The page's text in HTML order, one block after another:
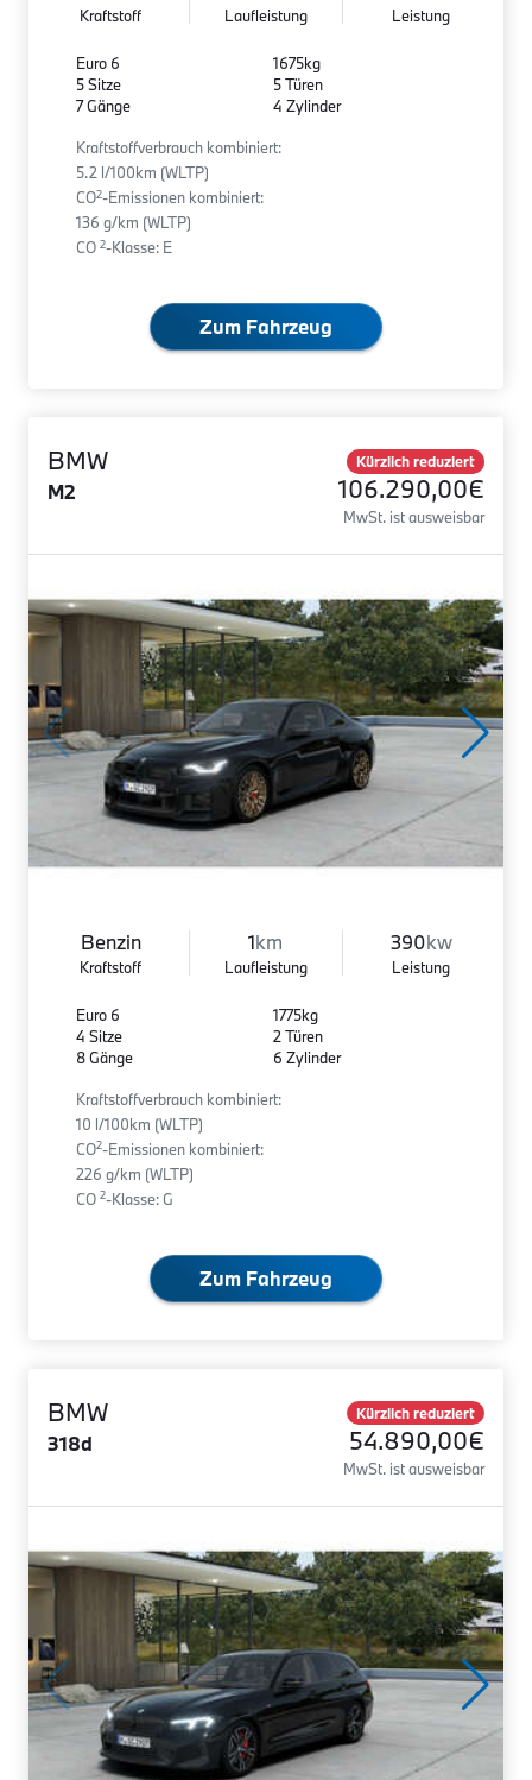
Kraftstoff Laufleistung Leistung
Euro 6
5 Sitze
7 Gänge
1675kg
5 Türen
4 Zylinder
Kraftstoffverbrauch kombiniert:
5.2 l/100km (WLTP)
CO2-Emissionen kombiniert:
136 g/km (WLTP)
CO 2-Klasse: E
Zum Fahrzeug
BMW
M2
Kürzlich reduziert
106.290,00€
MwSt. ist ausweisbar
Benzin
Kraftstoff
1km
Laufleistung
390kw
Leistung
Euro 6
4 Sitze
8 Gänge
1775kg
2 Türen
6 Zylinder
Kraftstoffverbrauch kombiniert:
10 l/100km (WLTP)
CO2-Emissionen kombiniert:
226 g/km (WLTP)
CO 2-Klasse: G
Zum Fahrzeug
BMW
318d
Kürzlich reduziert
54.890,00€
MwSt. ist ausweisbar